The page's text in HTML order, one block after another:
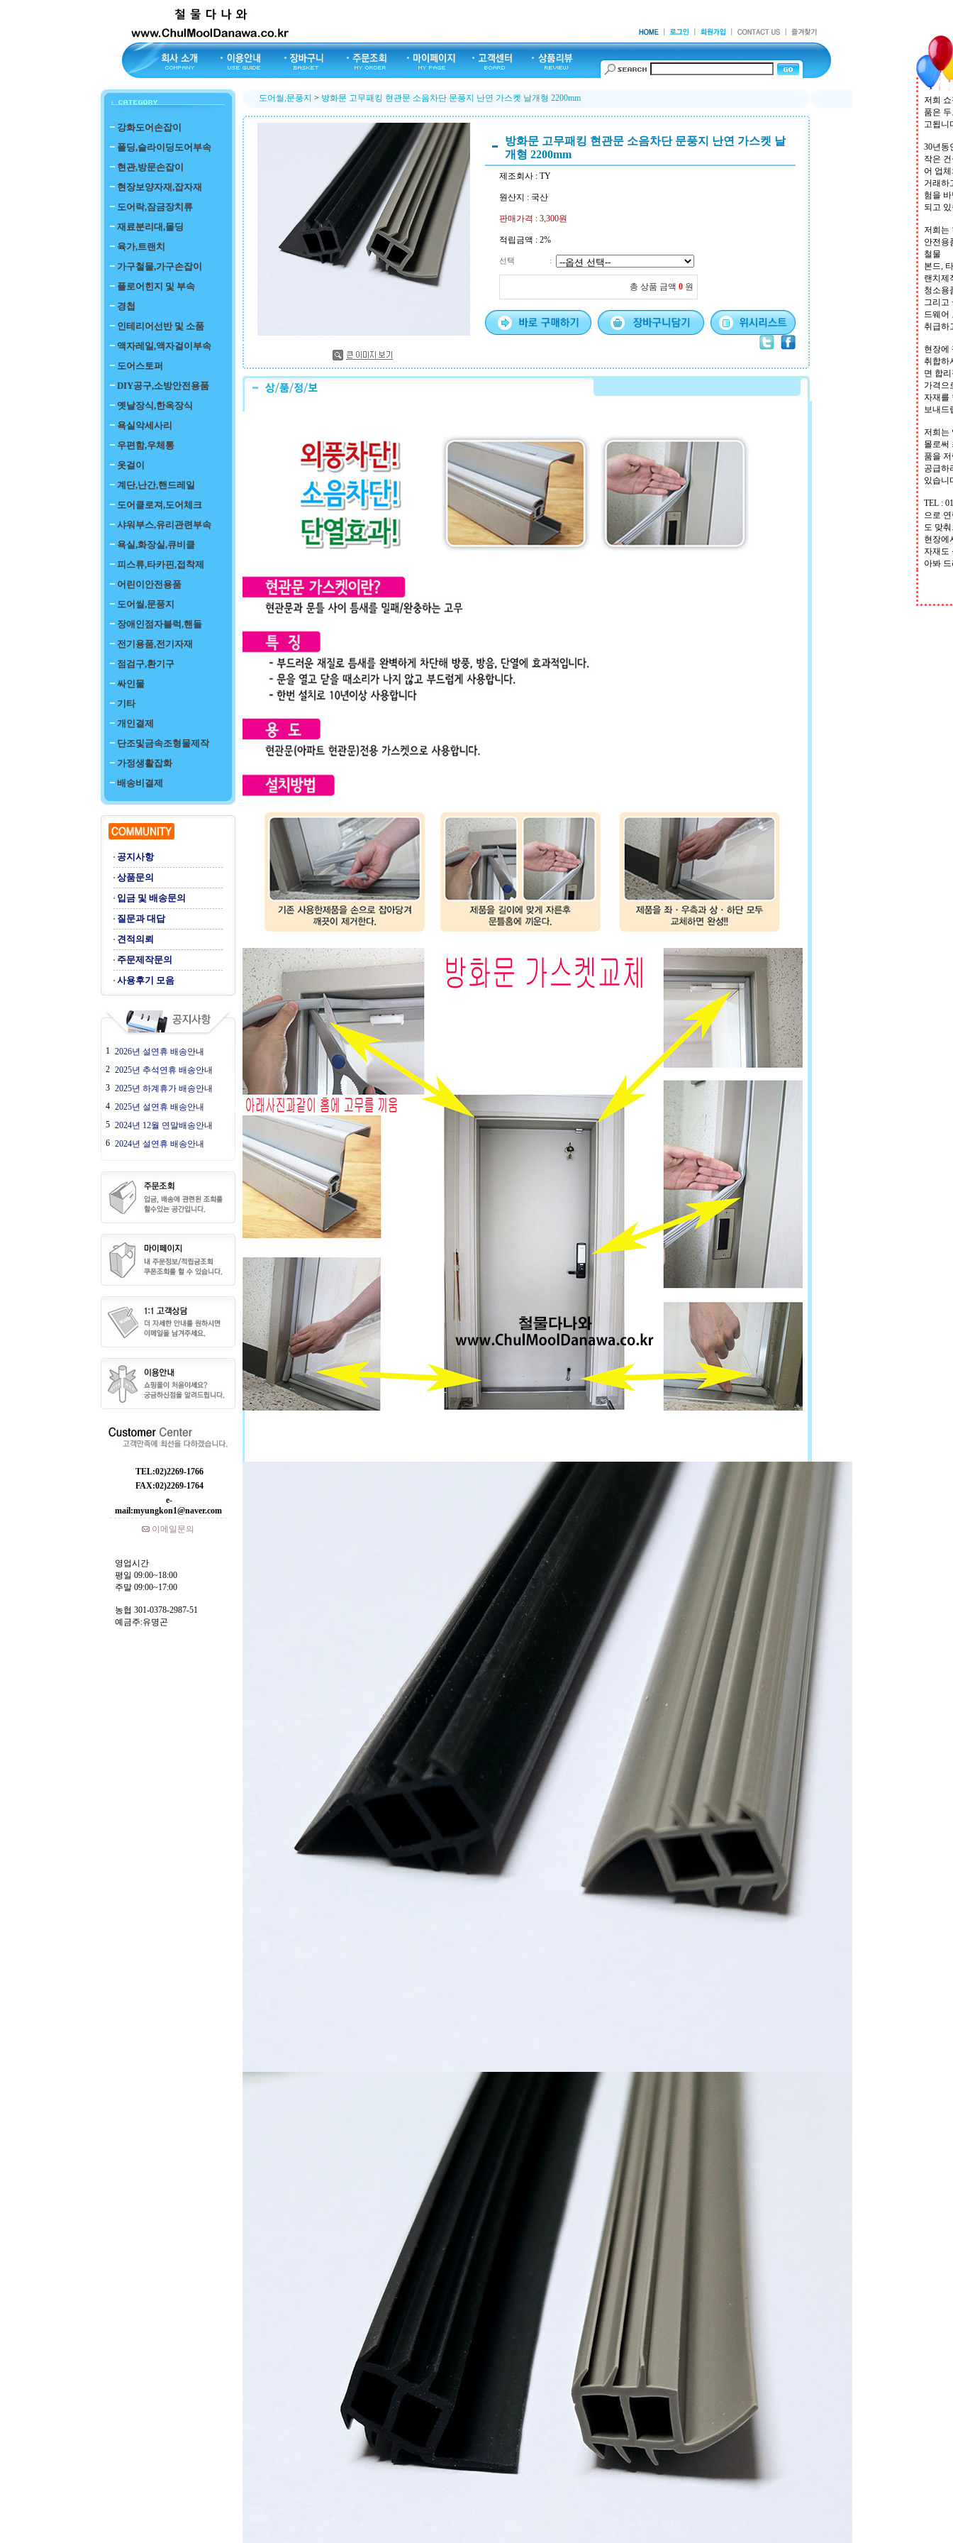
강화도어손잡이
폴딩,슬라이딩도어부속
현관,방문손잡이
현장보양자재,잡자재
도어락,잠금장치류
재료분리대,몰딩
육가,트랜치
가구철물,가구손잡이
플로어힌지 및 부속
경첩
인테리어선반 및 소품
액자레일,액자걸이부속
도어스토퍼
DIY공구,소방안전용품
옛날장식,한옥장식
욕실악세사리
우편함,우체통
옷걸이
계단,난간,핸드레일
도어클로져,도어체크
샤워부스,유리관련부속
욕실,화장실,큐비클
피스류,타카핀,접착제
어린이안전용품
도어씰,문풍지
장애인점자블럭,핸들
전기용품,전기자재
점검구,환기구
싸인물
기타
개인결제
단조및금속조형물제작
가정생활잡화
배송비결제
공지사항
상품문의
입금 및 배송문의
질문과 대답
견적의뢰
주문제작문의
사용후기 모음
1 2026년 설연휴 배송안내
2 2025년 추석연휴 배송안내
3 2025년 하계휴가 배송안내
4 2025년 설연휴 배송안내
5 2024년 12월 연말배송안내
6 2024년 설연휴 배송안내
TEL:02)2269-1766
FAX:02)2269-1764
e-
mail:myungkon1@naver.com
이메일문의
영업시간
평일 09:00~18:00
주말 09:00~17:00
농협 301-0378-2987-51
예금주:유명곤
도어씰,문풍지 > 방화문 고무패킹 현관문 소음차단 문풍지 난연 가스켓 날개형 2200mm
방화문 고무패킹 현관문 소음차단 문풍지 난연 가스켓 날
개형 2200mm
제조회사 : TY
원산지 : 국산
판매가격 : 3,300원
적립금액 : 2%
선택 :
총 상품 금액 0 원
저희
품은
고됩니
30년동
작은
어 업
거래하
험을
되고
저희는
안전용
철물
본드,
랜치제
청소용
그리고
드웨어
취급하
현장에
취합하
면 합
가격으
자재를
보내드
저희는
몰로써
품을
공급하
있습니
TEL :
으로
도 맞
현장에
자재도
아봐